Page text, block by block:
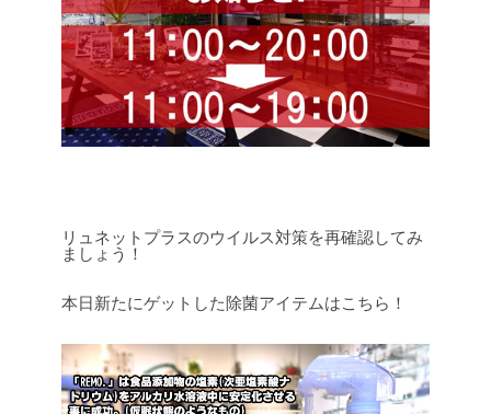
リュネットプラスのウイルス対策を再確認してみ
ましょう！
本日新たにゲットした除菌アイテムはこちら！